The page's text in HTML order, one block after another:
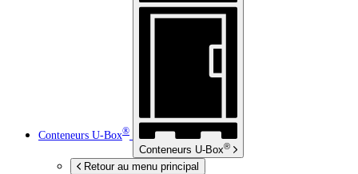
Conteneurs U-Box®
Conteneurs U-Box®
Retour au menu principal